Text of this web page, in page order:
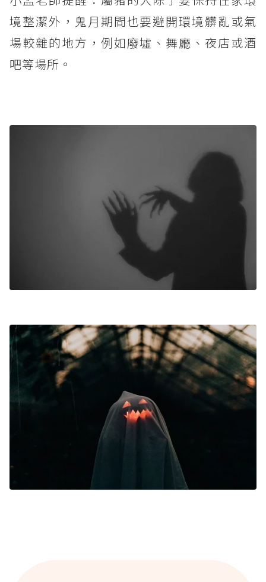
境整潔外，鬼月期間也要避開環境髒亂或氣
場較雜的地方，例如廢墟、舞廳、夜店或酒
吧等場所。